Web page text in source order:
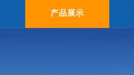
产品展示